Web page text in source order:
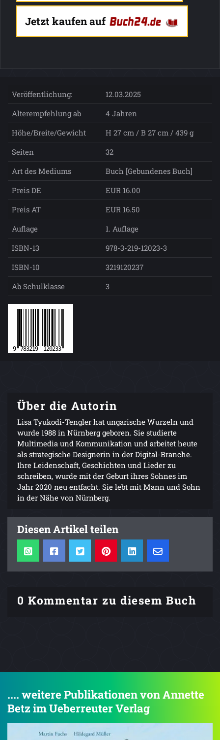
Jetzt kaufen auf
Veröffentlichung:
12.03.2025
Alterempfehlung ab
4 Jahren
Höhe/Breite/Gewicht
H 27 cm / B 27 cm / 439 g
Seiten
32
Art des Mediums
Buch [Gebundenes Buch]
Preis DE
EUR 16.00
Preis AT
EUR 16.50
Auflage
1. Auflage
ISBN-13
978-3-219-12023-3
ISBN-10
3219120237
Ab Schulklasse
3
Über die Autorin
Lisa Tyukodi-Tengler hat ungarische Wurzeln und
wurde 1988 in Nürnberg geboren. Sie studierte
Multimedia und Kommunikation und arbeitet heute
als strategische Designerin in der Digital-Branche.
Ihre Leidenschaft, Geschichten und Lieder zu
schreiben, wurde mit der Geburt ihres Sohnes im
Jahr 2020 neu entfacht. Sie lebt mit Mann und Sohn
in der Nähe von Nürnberg.
Diesen Artikel teilen
0 Kommentar zu diesem Buch
.... weitere Publikationen von Annette
Betz im Ueberreuter Verlag